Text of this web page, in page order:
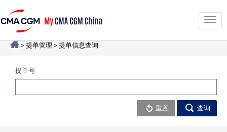
> 提单管理 > 提单信息查询
提单号
重置 查询